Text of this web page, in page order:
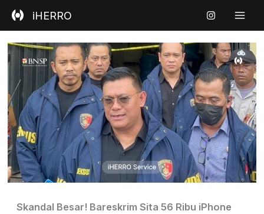
iHERRO
Skandal Besar! Bareskrim Sita 56 Ribu iPhone